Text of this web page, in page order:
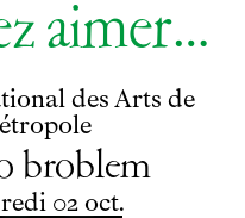
aimer…
des Arts de
broblem
02 octobre
oct.